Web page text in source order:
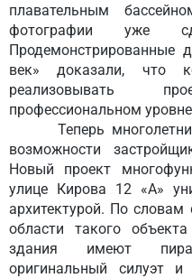
плавательным
фотографии уже
Продемонстрированные
век» доказали, что
реализовывать
профессиональном
Теперь многолетний
возможности
Новый проект
улице Кирова 12 «А»
архитектурой. По
области такого
здания имеют
оригинальный силуэт